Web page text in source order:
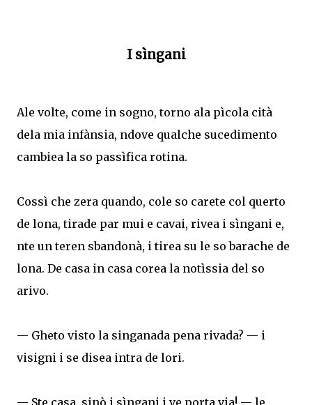
I sìngani
Ale volte, come in sogno, torno ala pìcola cità
dela mia infànsia, ndove qualche sucedimento
cambiea la so passìfica rotina.
Cossì che zera quando, cole so carete col querto
de lona, tirade par mui e cavai, rivea i sìngani e,
nte un teren sbandonà, i tirea su le so barache de
lona. De casa in casa corea la notìssia del so
arivo.
— Gheto visto la singanada pena rivada? — i
visigni i se disea intra de lori.